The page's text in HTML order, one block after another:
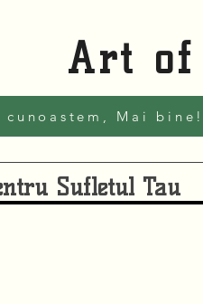
Art of
Mai bine!
Sufletul Tau